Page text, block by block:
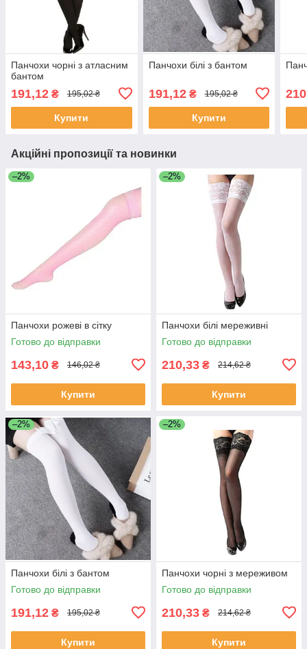
Панчохи чорні з атласним
бантом
191,12 ₴ 195,02 ₴
Купити
Панчохи білі з бантом
191,12₴ 195,02 ₴
Купити
Акційні пропозиції та новинки
–2%
Панчохи рожеві в сітку
Готово до відправки
143,10 ₴ 146,02 ₴
Купити
–2%
Панчохи білі мереживні
Готово до відправки
210,33 ₴ 214,62 ₴
Купити
–2%
Панчохи білі з бантом
Готово до відправки
191,12 ₴ 195,02 ₴
Купити
–2%
Панчохи чорні з мереживом
Готово до відправки
210,33 ₴ 214,62 ₴
Купити